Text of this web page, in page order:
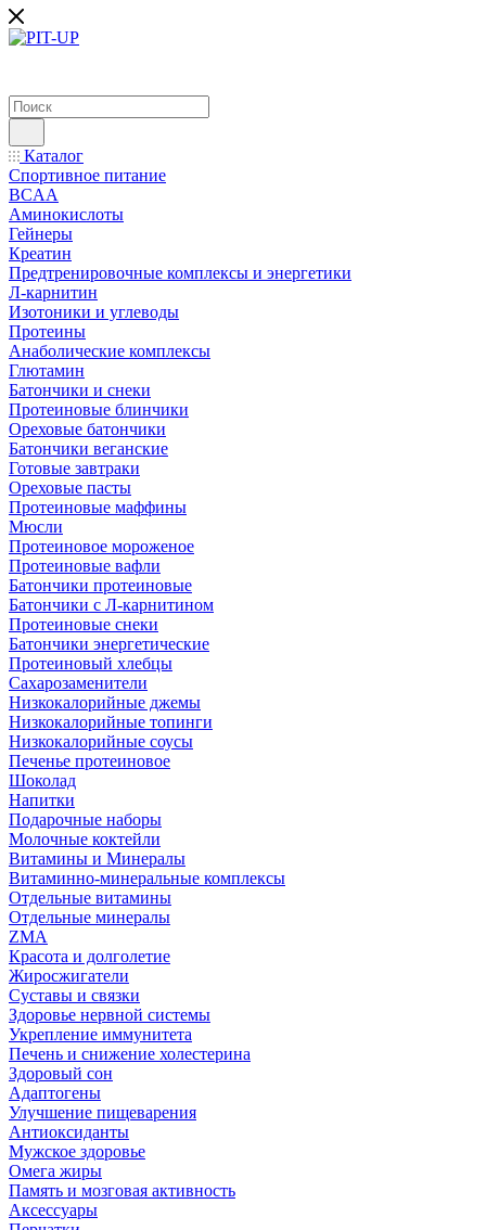
Каталог
Спортивное питание
BCAA
Аминокислоты
Гейнеры
Креатин
Предтренировочные комплексы и энергетики
Л-карнитин
Изотоники и углеводы
Протеины
Анаболические комплексы
Глютамин
Батончики и снеки
Протеиновые блинчики
Ореховые батончики
Батончики веганские
Готовые завтраки
Ореховые пасты
Протеиновые маффины
Мюсли
Протеиновое мороженое
Протеиновые вафли
Батончики протеиновые
Батончики с Л-карнитином
Протеиновые снеки
Батончики энергетические
Протеиновый хлебцы
Сахарозаменители
Низкокалорийные джемы
Низкокалорийные топинги
Низкокалорийные соусы
Печенье протеиновое
Шоколад
Напитки
Подарочные наборы
Молочные коктейли
Витамины и Минералы
Витаминно-минеральные комплексы
Отдельные витамины
Отдельные минералы
ZMA
Красота и долголетие
Жиросжигатели
Суставы и связки
Здоровье нервной системы
Укрепление иммунитета
Печень и снижение холестерина
Здоровый сон
Адаптогены
Улучшение пищеварения
Антиоксиданты
Мужское здоровье
Омега жиры
Память и мозговая активность
Аксессуары